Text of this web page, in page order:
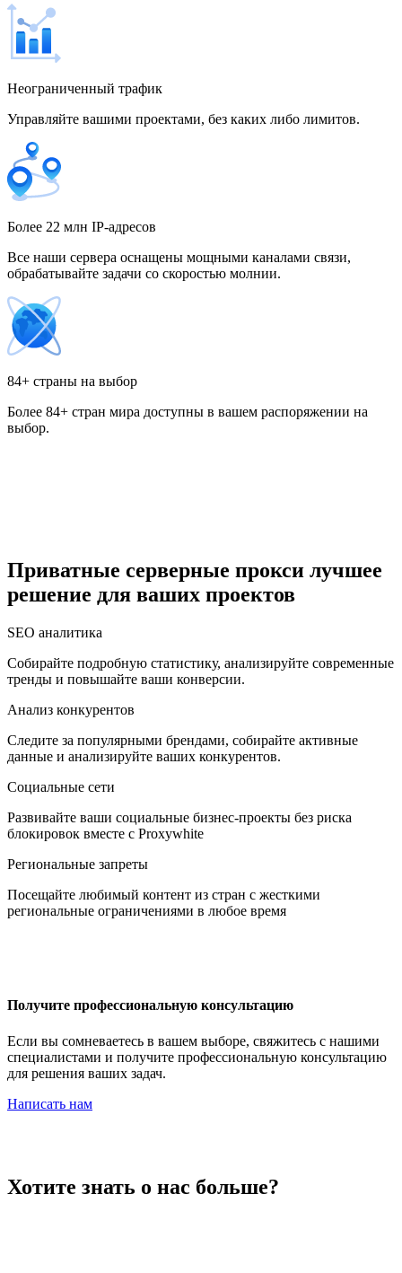
Греция
Дания
Израиль
Индонезия
Иран
Неограниченный трафик
Управляйте вашими проектами, без каких либо лимитов.
Более 22 млн IP-адресов
Все наши сервера оснащены мощными каналами связи,
обрабатывайте задачи со скоростью молнии.
84+ страны на выбор
Более 84+ стран мира доступны в вашем распоряжении на
выбор.
Приватные серверные прокси лучшее
решение для ваших проектов
SEO аналитика
Собирайте подробную статистику, анализируйте современные
тренды и повышайте ваши конверсии.
Анализ конкурентов
Следите за популярными брендами, собирайте активные
данные и анализируйте ваших конкурентов.
Социальные сети
Развивайте ваши социальные бизнес-проекты без риска
блокировок вместе с Proxywhite
Региональные запреты
Посещайте любимый контент из стран с жесткими
региональные ограничениями в любое время
Получите профессиональную консультацию
Если вы сомневаетесь в вашем выборе, свяжитесь с нашими
специалистами и получите профессиональную консультацию
для решения ваших задач.
Написать нам
Хотите знать о нас больше?